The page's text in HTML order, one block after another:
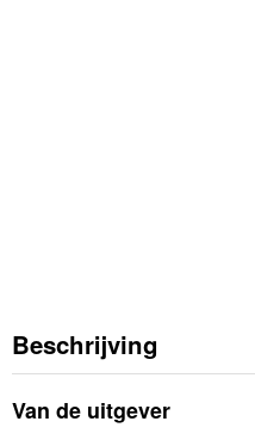
Beschrijving
Van de uitgever